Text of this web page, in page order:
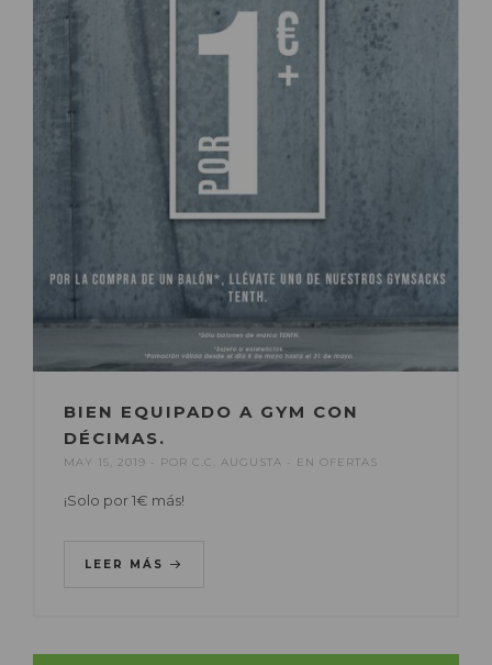
BIEN EQUIPADO A GYM CON
DÉCIMAS.
MAY 15, 2019 POR C.C. AUGUSTA EN OFERTAS
¡Solo por 1€ más!
LEER MÁS